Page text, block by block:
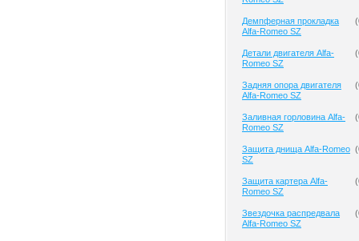
Демпферная прокладка
Alfa-Romeo SZ
(
Детали двигателя Alfa-
Romeo SZ
(
Задняя опора двигателя
Alfa-Romeo SZ
(
Заливная горловина Alfa-
Romeo SZ
(
Защита днища Alfa-Romeo
SZ
(
Защита картера Alfa-
Romeo SZ
(
Звездочка распредвала
Alfa-Romeo SZ
(